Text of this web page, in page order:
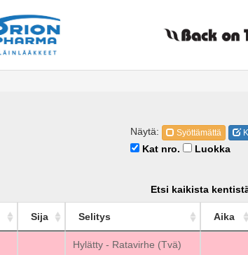
Näytä: Syöttämättä
Kat nro.
Luokka
Etsi kaikista
Sija Selitys Aika
Hylätty - Ratavirhe (Tvä)